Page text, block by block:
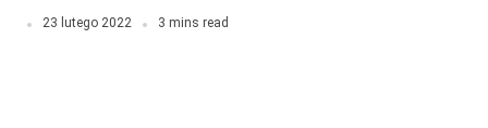
23 lutego 2022 3 mins read